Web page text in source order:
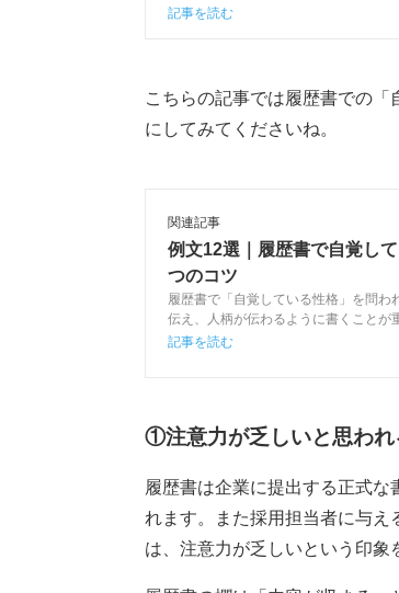
ら 他の学 […]
記事を読む
こちらの記事では履歴書での
にしてみてくださいね。
関連記事
例文12選｜履歴書で自覚し
つのコツ
履歴書で「自覚している性格」を問わ
伝え、人柄が伝わるように書くことが
している性格」の書き方や特徴別の例
記事を読む
①注意力が乏しいと思われ
履歴書は企業に提出する正式
れます。また採用担当者に与
は、注意力が乏しいという印象